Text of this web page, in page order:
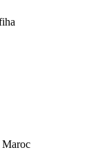
Maroc